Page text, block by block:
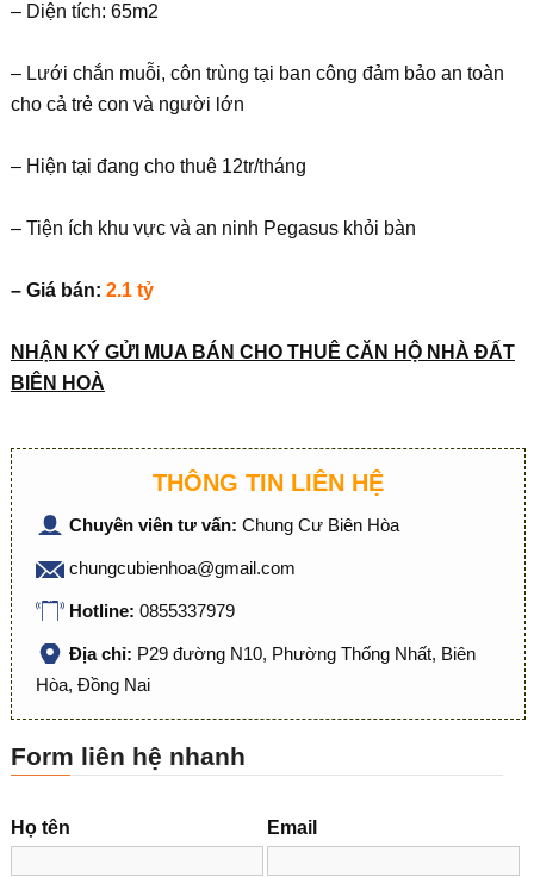
– Diện tích: 65m2
– Lưới chắn muỗi, côn trùng tại ban công đảm bảo an toàn
cho cả trẻ con và người lớn
– Hiện tại đang cho thuê 12tr/tháng
– Tiện ích khu vực và an ninh Pegasus khỏi bàn
– Giá bán: 2.1 tỷ
NHẬN KÝ GỬI MUA BÁN CHO THUÊ CĂN HỘ NHÀ ĐẤT
BIÊN HOÀ
THÔNG TIN LIÊN HỆ
Chuyên viên tư vấn: Chung Cư Biên Hòa
chungcubienhoa@gmail.com
Hotline: 0855337979
Địa chỉ: P29 đường N10, Phường Thống Nhất, Biên
Hòa, Đồng Nai
Form liên hệ nhanh
Họ tên Email